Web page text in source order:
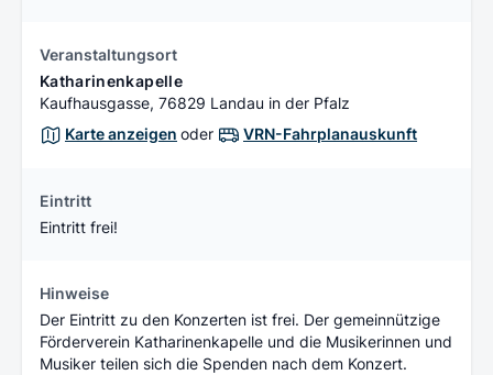
Veranstaltungsort
Katharinenkapelle
Kaufhausgasse, 76829 Landau in der Pfalz
Karte anzeigen oder VRN-Fahrplanauskunft
Eintritt
Eintritt frei!
Hinweise
Der Eintritt zu den Konzerten ist frei. Der gemeinnützige
Förderverein Katharinenkapelle und die Musikerinnen und
Musiker teilen sich die Spenden nach dem Konzert.